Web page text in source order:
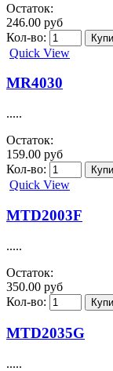
Остаток:
246.00 руб
Кол-во:
Quick View
MR4030
.....
Остаток:
159.00 руб
Кол-во:
Quick View
MTD2003F
.....
Остаток:
350.00 руб
Кол-во:
MTD2035G
.....